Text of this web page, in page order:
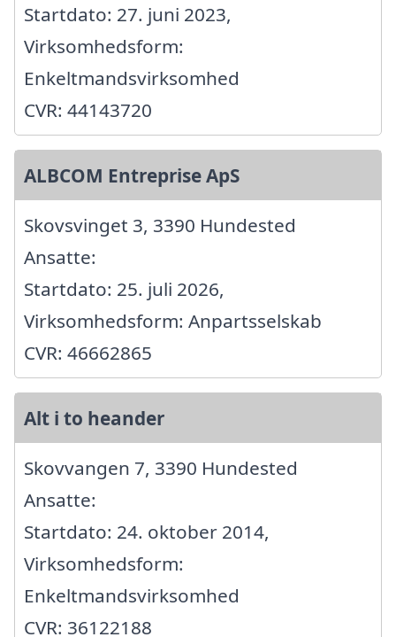
Startdato: 27. juni 2023,
Virksomhedsform:
Enkeltmandsvirksomhed
CVR: 44143720
ALBCOM Entreprise ApS
Skovsvinget 3, 3390 Hundested
Ansatte:
Startdato: 25. juli 2026,
Virksomhedsform: Anpartsselskab
CVR: 46662865
Alt i to heander
Skovvangen 7, 3390 Hundested
Ansatte:
Startdato: 24. oktober 2014,
Virksomhedsform:
Enkeltmandsvirksomhed
CVR: 36122188